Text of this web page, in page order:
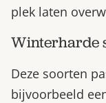
plek laten
Winterharde
Deze soorten
bijvoorbeeld